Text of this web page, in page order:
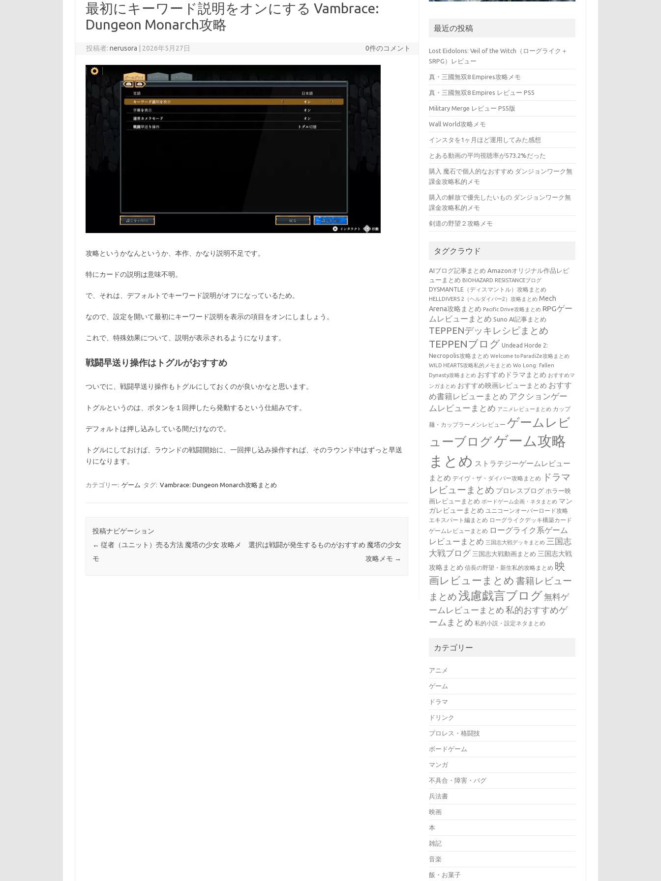
最初にキーワード説明をオンにする Vambrace:
Dungeon Monarch攻略
投稿者:nerusora 2026年5月27日 0件のコメント
攻略というかなんというか、本作、かなり説明不足です。
特にカードの説明は意味不明。
で、それは、デフォルトでキーワード説明がオフになっているため。
なので、設定を開いて最初にキーワード説明を表示の項目をオンにしましょう。
これで、特殊効果について、説明が表示されるようになります。
戦闘早送り操作はトグルがおすすめ
ついでに、戦闘早送り操作もトグルにしておくのが良いかなと思います。
トグルというのは、ボタンを１回押したら発動するという仕組みです。
デフォルトは押し込みしている間だけなので。
トグルにしておけば、ラウンドの戦闘開始に、一回押し込み操作すれば、そのラウンド中はずっと早送
りになります。
カテゴリー: ゲーム タグ: Vambrace: Dungeon Monarch攻略まとめ
投稿ナビゲーション
← 従者（ユニット）売る方法 魔塔の少女 攻略メ
モ
選択は戦闘が発生するものがおすすめ 魔塔の少女
攻略メモ →
最近の投稿
Lost Eidolons: Veil of the Witch（ローグライク＋
SRPG）レビュー
真・三國無双8 Empires攻略メモ
真・三國無双8 Empires レビュー PS5
Military Merge レビュー PS5版
Wall World攻略メモ
インスタを1ヶ月ほど運用してみた感想
とある動画の平均視聴率が573.2%だった
購入 魔石で個人的なおすすめ ダンジョンワーク無
課金攻略私的メモ
購入の解放で優先したいもの ダンジョンワーク無
課金攻略私的メモ
剣道の野望２攻略メモ
タグクラウド
AIブログ記事まとめ Amazonオリジナル作品レビ
ューまとめ BIOHAZARD RESISTANCEブログ
DYSMANTLE（ディスマントル）攻略まとめ
HELLDIVERS 2（ヘルダイバー2）攻略まとめ Mech
Arena攻略まとめ Pacific Drive攻略まとめ RPGゲー
ムレビューまとめ Suno AI記事まとめ
TEPPENデッキレシピまとめ
TEPPENブログ Undead Horde 2:
Necropolis攻略まとめ Welcome to ParadiZe攻略まとめ
WILD HEARTS攻略私的メモまとめ Wo Long: Fallen
Dynasty攻略まとめ おすすめドラマまとめ おすすめマ
ンガまとめ おすすめ映画レビューまとめ おすす
め書籍レビューまとめ アクションゲー
ムレビューまとめ アニメレビューまとめ カップ
麺・カップラーメンレビュー ゲームレビ
ューブログゲーム攻略
まとめ ストラテジーゲームレビュー
まとめ デイヴ・ザ・ダイバー攻略まとめ
ドラマ
レビューまとめ プロレスブログ ホラー映
画レビューまとめ ボードゲーム企画・ネタまとめ マン
ガレビューまとめ ユニコーンオーバーロード攻略
エキスパート編まとめ ローグライクデッキ構築カード
ゲームレビューまとめ ローグライク系ゲーム
レビューまとめ 三国志大戦デッキまとめ 三国志
大戦ブログ 三国志大戦動画まとめ 三国志大戦
攻略まとめ 信長の野望・新生私的攻略まとめ 映
画レビューまとめ 書籍レビュー
まとめ浅慮戯言ブログ無料ゲ
ームレビューまとめ 私的おすすめゲ
ームまとめ 私的小説・設定ネタまとめ
カテゴリー
アニメ
ゲーム
ドラマ
ドリンク
プロレス・格闘技
ボードゲーム
マンガ
不具合・障害・バグ
兵法書
映画
本
雑記
音楽
飯・お菓子